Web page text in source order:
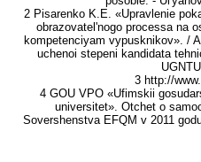
2 Pisarenko K.E. «Upravlenie
obrazovatel'nogo processa na
kompetenciyam vypusknikov». /
uchenoi stepeni kandidata
3 http://
4 GOU VPO «Ufimskii
universitet». Otchet o
Sovershenstva EFQM v 2011